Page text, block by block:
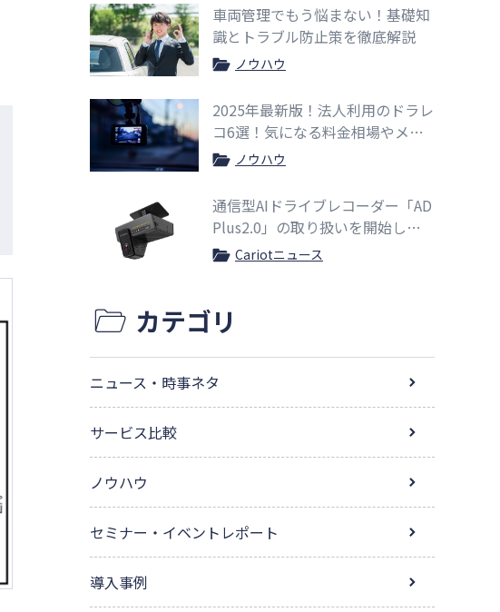
車両管理でもう悩まない！基礎知
識とトラブル防止策を徹底解説
ノウハウ
2025年最新版！法人利用のドラレ
コ6選！気になる料金相場やメリ
ットも紹介
ノウハウ
通信型AIドライブレコーダー「AD
Plus2.0」の取り扱いを開始しま
したCariotニュース
カテゴリ
ニュース・時事ネタ
サービス比較
ノウハウ
セミナー・イベントレポート
導入事例